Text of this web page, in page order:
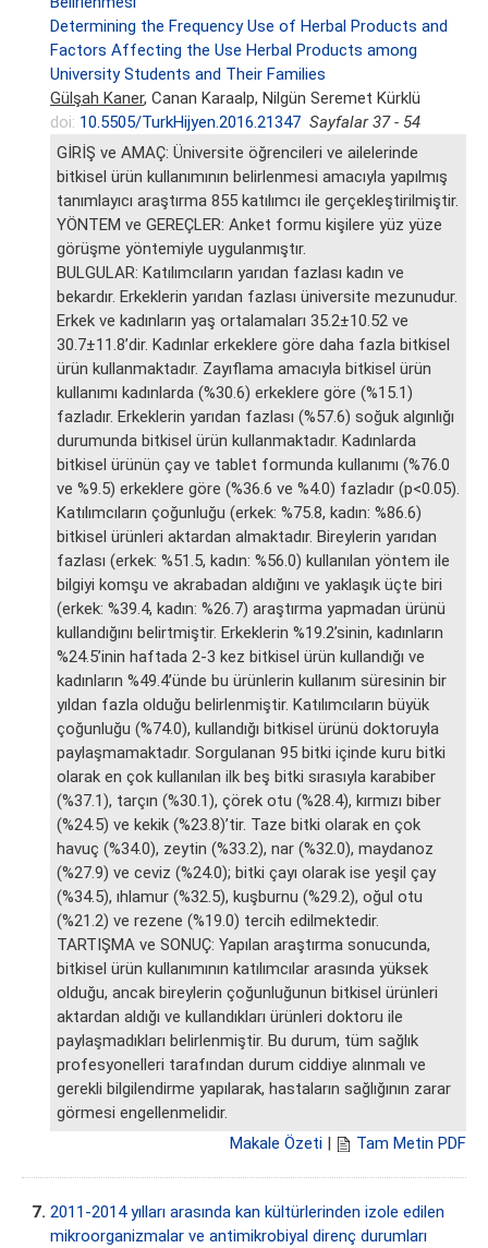
Determining the Frequency Use of Herbal Products and
Factors Affecting the Use Herbal Products among
University Students and Their Families
Gülşah Kaner, Canan Karaalp, Nilgün Seremet Kürklü
doi: 10.5505/TurkHijyen.2016.21347 Sayfalar 37 - 54
GİRİŞ ve AMAÇ: Üniversite öğrencileri ve ailelerinde
bitkisel ürün kullanımının belirlenmesi amacıyla yapılmış
tanımlayıcı araştırma 855 katılımcı ile gerçekleştirilmiştir.
YÖNTEM ve GEREÇLER: Anket formu kişilere yüz yüze
görüşme yöntemiyle uygulanmıştır.
BULGULAR: Katılımcıların yarıdan fazlası kadın ve
bekardır. Erkeklerin yarıdan fazlası üniversite mezunudur.
Erkek ve kadınların yaş ortalamaları 35.2±10.52 ve
30.7±11.8’dir. Kadınlar erkeklere göre daha fazla bitkisel
ürün kullanmaktadır. Zayıflama amacıyla bitkisel ürün
kullanımı kadınlarda (%30.6) erkeklere göre (%15.1)
fazladır. Erkeklerin yarıdan fazlası (%57.6) soğuk algınlığı
durumunda bitkisel ürün kullanmaktadır. Kadınlarda
bitkisel ürünün çay ve tablet formunda kullanımı (%76.0
ve %9.5) erkeklere göre (%36.6 ve %4.0) fazladır (p<0.05).
Katılımcıların çoğunluğu (erkek: %75.8, kadın: %86.6)
bitkisel ürünleri aktardan almaktadır. Bireylerin yarıdan
fazlası (erkek: %51.5, kadın: %56.0) kullanılan yöntem ile
bilgiyi komşu ve akrabadan aldığını ve yaklaşık üçte biri
(erkek: %39.4, kadın: %26.7) araştırma yapmadan ürünü
kullandığını belirtmiştir. Erkeklerin %19.2’sinin, kadınların
%24.5’inin haftada 2-3 kez bitkisel ürün kullandığı ve
kadınların %49.4’ünde bu ürünlerin kullanım süresinin bir
yıldan fazla olduğu belirlenmiştir. Katılımcıların büyük
çoğunluğu (%74.0), kullandığı bitkisel ürünü doktoruyla
paylaşmamaktadır. Sorgulanan 95 bitki içinde kuru bitki
olarak en çok kullanılan ilk beş bitki sırasıyla karabiber
(%37.1), tarçın (%30.1), çörek otu (%28.4), kırmızı biber
(%24.5) ve kekik (%23.8)’tir. Taze bitki olarak en çok
havuç (%34.0), zeytin (%33.2), nar (%32.0), maydanoz
(%27.9) ve ceviz (%24.0); bitki çayı olarak ise yeşil çay
(%34.5), ıhlamur (%32.5), kuşburnu (%29.2), oğul otu
(%21.2) ve rezene (%19.0) tercih edilmektedir.
TARTIŞMA ve SONUÇ: Yapılan araştırma sonucunda,
bitkisel ürün kullanımının katılımcılar arasında yüksek
olduğu, ancak bireylerin çoğunluğunun bitkisel ürünleri
aktardan aldığı ve kullandıkları ürünleri doktoru ile
paylaşmadıkları belirlenmiştir. Bu durum, tüm sağlık
profesyonelleri tarafından durum ciddiye alınmalı ve
gerekli bilgilendirme yapılarak, hastaların sağlığının zarar
görmesi engellenmelidir.
Makale Özeti | Tam Metin PDF
7. 2011-2014 yılları arasında kan kültürlerinden izole edilen
mikroorganizmalar ve antimikrobiyal direnç durumları